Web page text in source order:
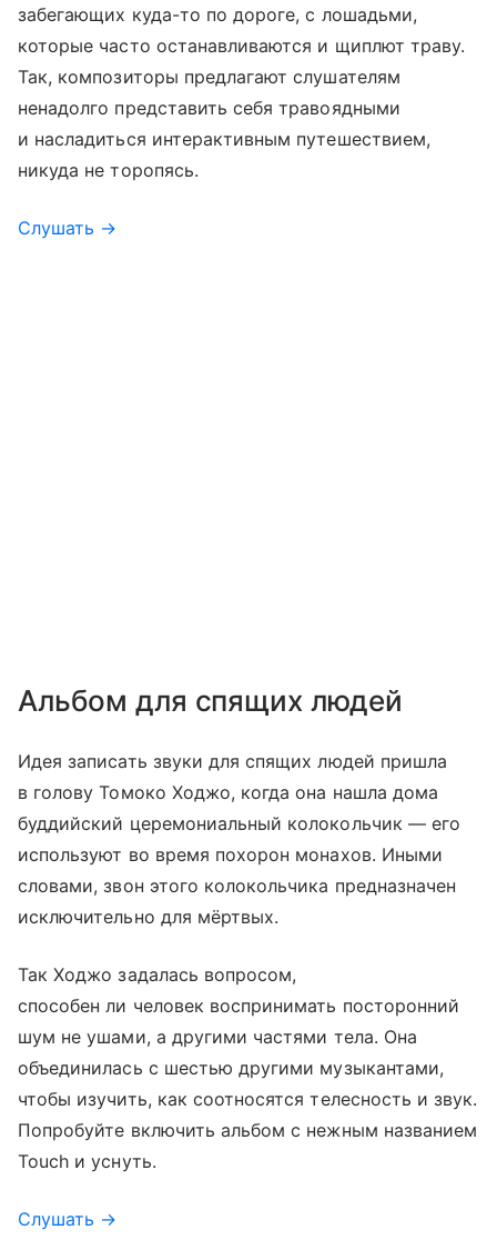
забегающих куда-то по дороге, с лошадьми,
которые часто останавливаются и щиплют траву.
Так, композиторы предлагают слушателям
ненадолго представить себя травоядными
и насладиться интерактивным путешествием,
никуда не торопясь.
Слушать →
Альбом для спящих людей
Идея записать звуки для спящих людей пришла
в голову Томоко Ходжо, когда она нашла дома
буддийский церемониальный колокольчик — его
используют во время похорон монахов. Иными
словами, звон этого колокольчика предназначен
исключительно для мёртвых.
Так Ходжо задалась вопросом,
способен ли человек воспринимать посторонний
шум не ушами, а другими частями тела. Она
объединилась с шестью другими музыкантами,
чтобы изучить, как соотносятся телесность и звук.
Попробуйте включить альбом с нежным названием
Touch и уснуть.
Слушать →